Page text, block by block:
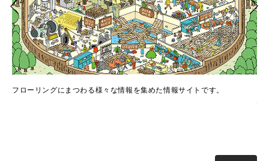
フローリングにまつわる様々な情報を集めた情報サイトです。